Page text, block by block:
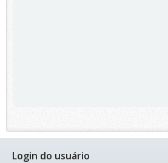
Login do usuário